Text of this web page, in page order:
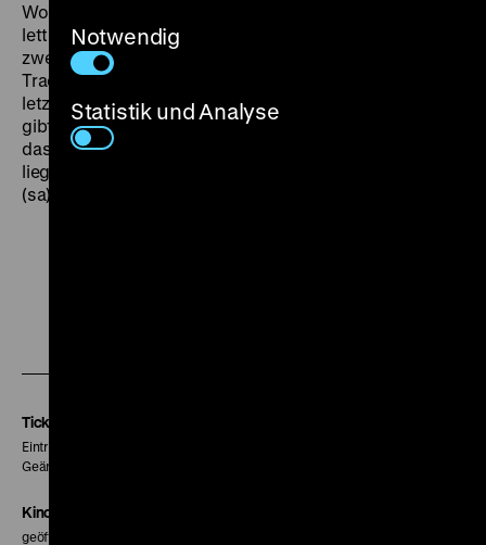
Wochen beendete. In einer Art Seifenoper avant la
lettre spielt Hedy Lamarr Georgi, eine Frau zwischen
zwei Männern, dem gutherzigen Arzt Decker (Spencer
Tracy) und dem Playboy Mayberry (Kent Taylor). Vom
letzteren verlassen, hält der Arzt sie vom Suizid ab und
gibt ihr eine sinnvolle Aufgabe in seinem Krankenhaus,
das in einem weniger gut betuchten Viertel New Yorks
liegt. Doch Georgi sehnt sich nach ihrem alten Leben.
(sa)
Tickets
Eintritt 5 €
Geänderte Preise sind im Programm vermerkt.
Kinokasse
geöffnet 30 Minuten vor Beginn der ersten Vorstellung
Notwendig
Statistik und Analyse